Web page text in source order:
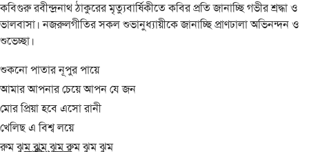
কবিগুরু রবীন্দ্রনাথ ঠাকুরের মৃত্যুবার্ষিকীতে কবির প্রতি জানাচ্ছি গভীর শ্রদ্ধা ও
ভালবাসা। নজরুলগীতির সকল শুভানুধ্যায়ীকে জানাচ্ছি প্রাণঢালা অভিনন্দন ও
শুভেচ্ছা।
শুকনো পাতার নূপুর পায়ে
আমার আপনার চেয়ে আপন যে জন
মোর প্রিয়া হবে এসো রানী
খেলিছ এ বিশ্ব লয়ে
রুম্ ঝুম্ ঝুম্ ঝুম্ রুম্ ঝুম্ ঝুম্